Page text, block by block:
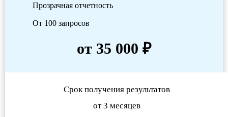
Прозрачная отчетность
От 100 запросов
от 35 000 ₽
Срок получения результатов
от 3 месяцев